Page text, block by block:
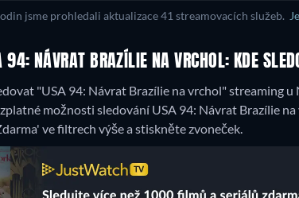
jsme prohledali aktualizace 41 streamovacích služeb.
94: NÁVRAT BRAZÍLIE NA VRCHOL: KDE
"USA 94: Návrat Brazílie na vrchol" streaming u
možnosti sledování USA 94: Návrat Brazílie
ve filtrech výše a stiskněte zvoneček.